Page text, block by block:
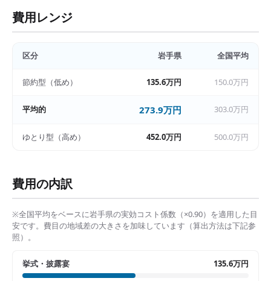
費用レンジ
区分 岩手県 全国平均
節約型（低め） 135.6万円 150.0万円
平均的 273.9万円 303.0万円
ゆとり型（高め） 452.0万円 500.0万円
費用の内訳
※全国平均をベースに岩手県の実効コスト係数（×0.90）を適用した目
安です。費目の地域差の大きさを加味しています（算出方法は下記参
照）。
挙式・披露宴 135.6万円